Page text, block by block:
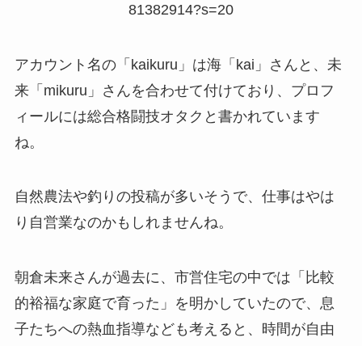
81382914?s=20
アカウント名の「kaikuru」は海「kai」さんと、未
来「mikuru」さんを合わせて付けており、プロフ
ィールには総合格闘技オタクと書かれています
ね。
自然農法や釣りの投稿が多いそうで、仕事はやは
り自営業なのかもしれませんね。
朝倉未来さんが過去に、市営住宅の中では「比較
的裕福な家庭で育った」を明かしていたので、息
子たちへの熱血指導なども考えると、時間が自由